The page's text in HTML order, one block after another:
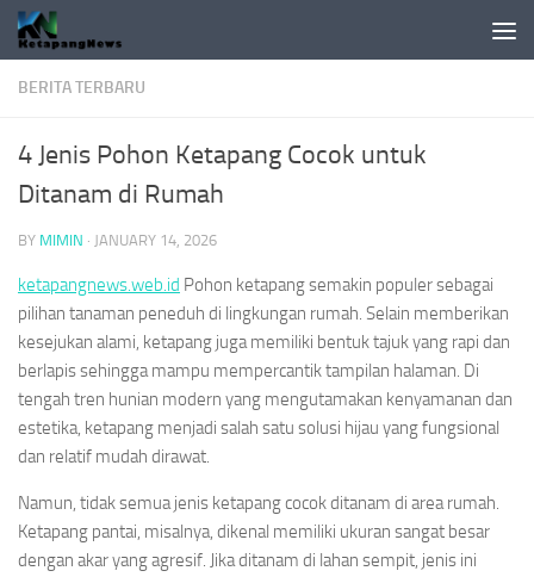
Skip to content
BERITA TERBARU
4 Jenis Pohon Ketapang Cocok untuk
Ditanam di Rumah
BY MIMIN · JANUARY 14, 2026
ketapangnews.web.id Pohon ketapang semakin populer sebagai
pilihan tanaman peneduh di lingkungan rumah. Selain memberikan
kesejukan alami, ketapang juga memiliki bentuk tajuk yang rapi dan
berlapis sehingga mampu mempercantik tampilan halaman. Di
tengah tren hunian modern yang mengutamakan kenyamanan dan
estetika, ketapang menjadi salah satu solusi hijau yang fungsional
dan relatif mudah dirawat.
Namun, tidak semua jenis ketapang cocok ditanam di area rumah.
Ketapang pantai, misalnya, dikenal memiliki ukuran sangat besar
dengan akar yang agresif. Jika ditanam di lahan sempit, jenis ini